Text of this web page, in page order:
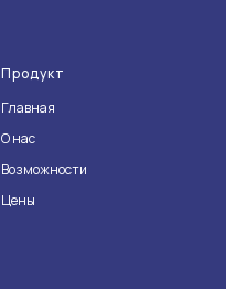
Продукт
Главная
О нас
Возможности
Цены